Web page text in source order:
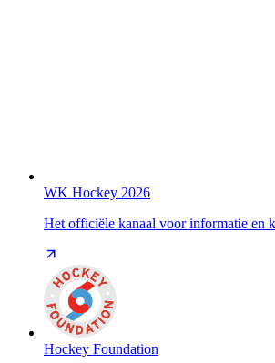
WK Hockey 2026
Het officiële kanaal voor informatie en
Hockey Foundation